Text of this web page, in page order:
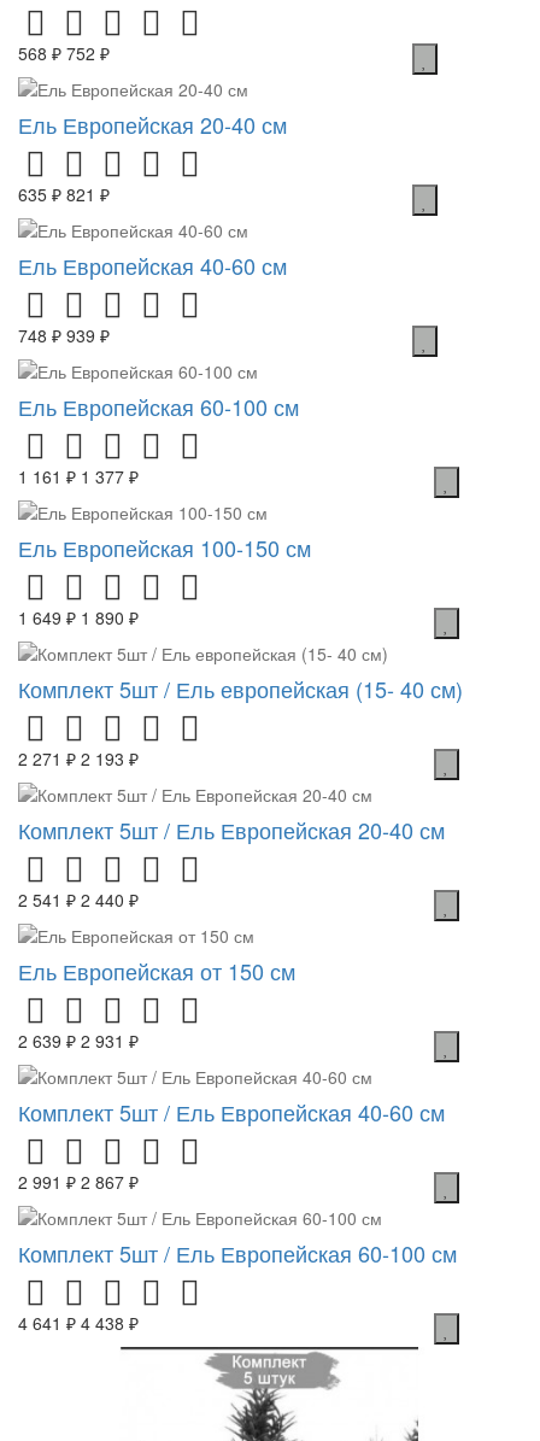
568 ₽ 752 ₽
Ель Европейская 20-40 см
635 ₽ 821 ₽
Ель Европейская 40-60 см
748 ₽ 939 ₽
Ель Европейская 60-100 см
1 161 ₽ 1 377 ₽
Ель Европейская 100-150 см
1 649 ₽ 1 890 ₽
Комплект 5шт / Ель европейская (15- 40 см)
2 271 ₽ 2 193 ₽
Комплект 5шт / Ель Европейская 20-40 см
2 541 ₽ 2 440 ₽
Ель Европейская от 150 см
2 639 ₽ 2 931 ₽
Комплект 5шт / Ель Европейская 40-60 см
2 991 ₽ 2 867 ₽
Комплект 5шт / Ель Европейская 60-100 см
4 641 ₽ 4 438 ₽